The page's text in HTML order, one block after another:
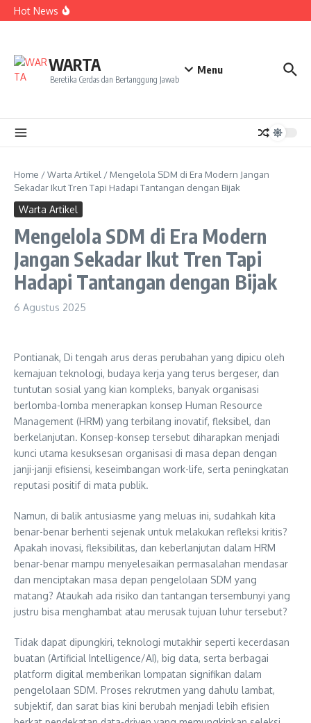
Lewati ke konten
Hot News
ke NCC 4 Bali
Sukseskan Kerja Bakti di Anjungan Melancar
WARTA
Beretika Cerdas dan Bertanggung Jawab
Menu
Home /Warta Artikel / Mengelola SDM di Era Modern Jangan
Sekadar Ikut Tren Tapi Hadapi Tantangan dengan Bijak
Warta Artikel
Mengelola SDM di Era Modern
Jangan Sekadar Ikut Tren Tapi
Hadapi Tantangan dengan Bijak
6 Agustus 2025
Pontianak, Di tengah arus deras perubahan yang dipicu oleh
kemajuan teknologi, budaya kerja yang terus bergeser, dan
tuntutan sosial yang kian kompleks, banyak organisasi
berlomba-lomba menerapkan konsep Human Resource
Management (HRM) yang terbilang inovatif, fleksibel, dan
berkelanjutan. Konsep-konsep tersebut diharapkan menjadi
kunci utama kesuksesan organisasi di masa depan dengan
janji-janji efisiensi, keseimbangan work-life, serta peningkatan
reputasi positif di mata publik.
Namun, di balik antusiasme yang meluas ini, sudahkah kita
benar-benar berhenti sejenak untuk melakukan refleksi kritis?
Apakah inovasi, fleksibilitas, dan keberlanjutan dalam HRM
benar-benar mampu menyelesaikan permasalahan mendasar
dan menciptakan masa depan pengelolaan SDM yang
matang? Ataukah ada risiko dan tantangan tersembunyi yang
justru bisa menghambat atau merusak tujuan luhur tersebut?
Tidak dapat dipungkiri, teknologi mutakhir seperti kecerdasan
buatan (Artificial Intelligence/AI), big data, serta berbagai
platform digital memberikan lompatan signifikan dalam
pengelolaan SDM. Proses rekrutmen yang dahulu lambat,
subjektif, dan sarat bias kini berubah menjadi lebih efisien